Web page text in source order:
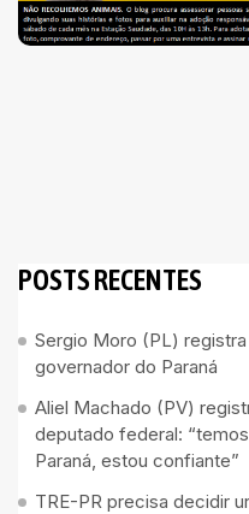
POSTS RECENTES
Sergio Moro (PL)
governador do Paraná
Aliel Machado (PV)
deputado federal:
Paraná, estou confiante”
TRE-PR precisa decidir